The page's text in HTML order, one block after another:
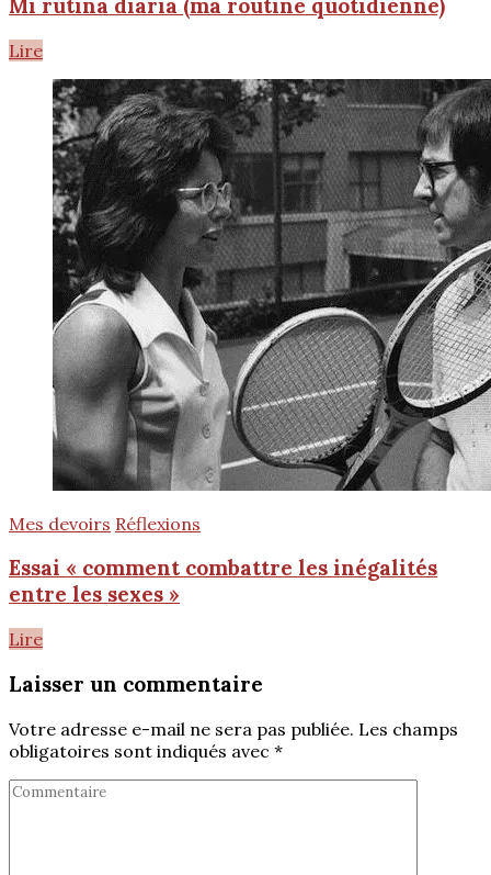
Mi rutina diaria (ma routine quotidienne)
Lire
Mes devoirs Réflexions
Essai « comment combattre les inégalités
entre les sexes »
Lire
Laisser un commentaire
Votre adresse e-mail ne sera pas publiée. Les champs
obligatoires sont indiqués avec *